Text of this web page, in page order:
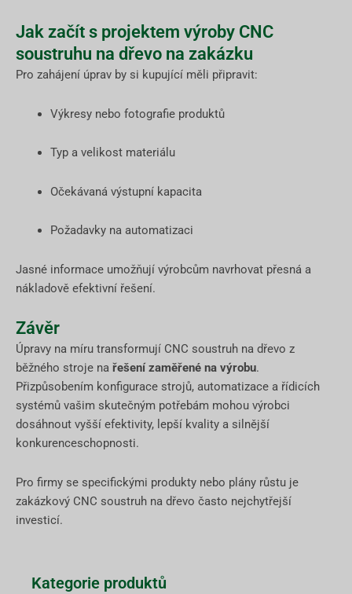
Jak začít s projektem výroby CNC
soustruhu na dřevo na zakázku
Pro zahájení úprav by si kupující měli připravit:
Výkresy nebo fotografie produktů
Typ a velikost materiálu
Očekávaná výstupní kapacita
Požadavky na automatizaci
Jasné informace umožňují výrobcům navrhovat přesná a
nákladově efektivní řešení.
Závěr
Úpravy na míru transformují CNC soustruh na dřevo z
běžného stroje na řešení zaměřené na výrobu.
Přizpůsobením konfigurace strojů, automatizace a řídicích
systémů vašim skutečným potřebám mohou výrobci
dosáhnout vyšší efektivity, lepší kvality a silnější
konkurenceschopnosti.
Pro firmy se specifickými produkty nebo plány růstu je
zakázkový CNC soustruh na dřevo často nejchytřejší
investicí.
Kategorie produktů